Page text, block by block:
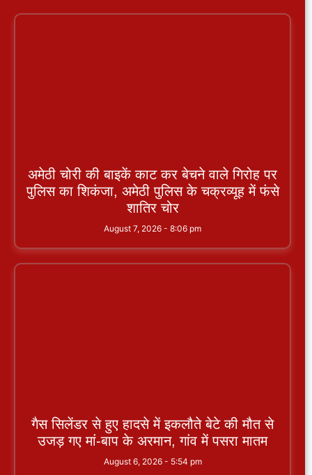
अमेठी चोरी की बाइकें काट कर बेचने वाले गिरोह पर
पुलिस का शिकंजा, अमेठी पुलिस के चक्रव्यूह में फंसे
शातिर चोर
August 7, 2026 8:06 pm
गैस सिलेंडर से हुए हादसे में इकलौते बेटे की मौत से
उजड़ गए मां-बाप के अरमान, गांव में पसरा मातम
August 6, 2026 5:54 pm